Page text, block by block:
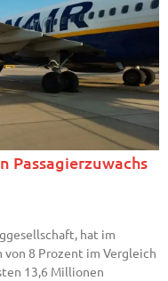
Passagierzuwachs
hat im
von 8 Prozent im Vergleich
13,6 Millionen